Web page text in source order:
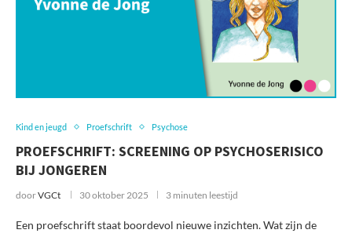
Kind en jeugd Proefschrift Psychose
PROEFSCHRIFT: SCREENING OP PSYCHOSERISICO
BIJ JONGEREN
doorVGCt 30 oktober 2025 3 minuten leestijd
Een proefschrift staat boordevol nieuwe inzichten. Wat zijn de